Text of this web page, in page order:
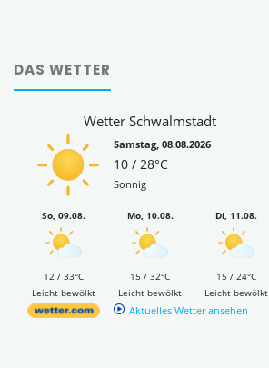
DAS WETTER
Wetter Schwalmstadt
Samstag, 08.08.2026
10 / 28°C
Sonnig
So, 09.08.
12 / 33°C
Leicht bewölkt
Mo, 10.08.
15 / 32°C
Leicht bewölkt
Di, 11.08.
15 / 24°C
Leicht bewölkt
Aktuelles Wetter ansehen